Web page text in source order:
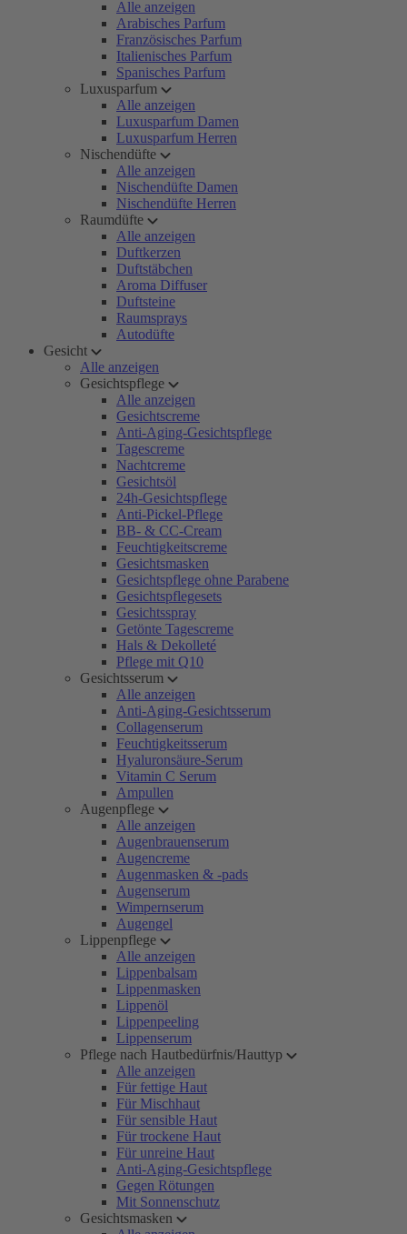
Alle anzeigen
Arabisches Parfum
Französisches Parfum
Italienisches Parfum
Spanisches Parfum
Luxusparfum
Alle anzeigen
Luxusparfum Damen
Luxusparfum Herren
Nischendüfte
Alle anzeigen
Nischendüfte Damen
Nischendüfte Herren
Raumdüfte
Alle anzeigen
Duftkerzen
Duftstäbchen
Aroma Diffuser
Duftsteine
Raumsprays
Autodüfte
Gesicht
Alle anzeigen
Gesichtspflege
Alle anzeigen
Gesichtscreme
Anti-Aging-Gesichtspflege
Tagescreme
Nachtcreme
Gesichtsöl
24h-Gesichtspflege
Anti-Pickel-Pflege
BB- & CC-Cream
Feuchtigkeitscreme
Gesichtsmasken
Gesichtspflege ohne Parabene
Gesichtspflegesets
Gesichtsspray
Getönte Tagescreme
Hals & Dekolleté
Pflege mit Q10
Gesichtsserum
Alle anzeigen
Anti-Aging-Gesichtsserum
Collagenserum
Feuchtigkeitsserum
Hyaluronsäure-Serum
Vitamin C Serum
Ampullen
Augenpflege
Alle anzeigen
Augenbrauenserum
Augencreme
Augenmasken & -pads
Augenserum
Wimpernserum
Augengel
Lippenpflege
Alle anzeigen
Lippenbalsam
Lippenmasken
Lippenöl
Lippenpeeling
Lippenserum
Pflege nach Hautbedürfnis/Hauttyp
Alle anzeigen
Für fettige Haut
Für Mischhaut
Für sensible Haut
Für trockene Haut
Für unreine Haut
Anti-Aging-Gesichtspflege
Gegen Rötungen
Mit Sonnenschutz
Gesichtsmasken